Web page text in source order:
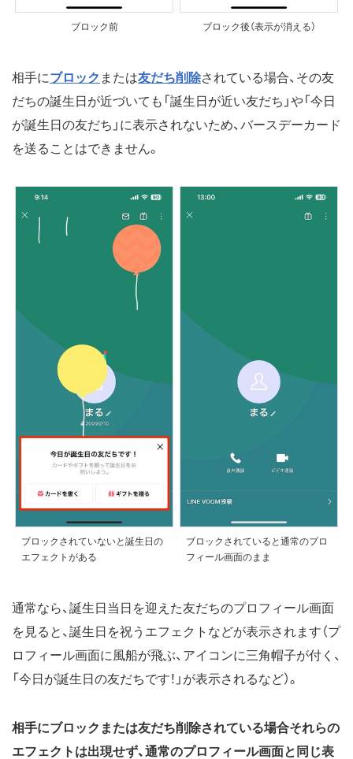
ブロック前 ブロック後（表示が消える）
相手にブロック または友だち削除されている場合、その友
だちの誕生日が近づいても「誕生日が近い友だち」や「今日
が誕生日の友だち」に表示されないため、バースデーカード
を送ることはできません。
ブロックされていないと誕生日の
エフェクトがある
ブロックされていると通常のプロ
フィール画面のまま
通常なら、誕生日当日を迎えた友だちのプロフィール画面
を見ると、誕生日を祝うエフェクトなどが表示されます（プ
ロフィール画面に風船が飛ぶ、アイコンに三角帽子が付く、
「今日が誕生日の友だちです！」が表示されるなど）。
相手にブロックまたは友だち削除されている場合それらの
エフェクトは出現せず、通常のプロフィール画面と同じ表